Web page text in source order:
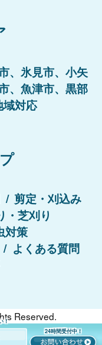
、氷見市、小矢
、魚津市、黒部
域対応
剪定・刈込み
・芝刈り
対策
よくある質問
Reserved.
！
24時間受付中！